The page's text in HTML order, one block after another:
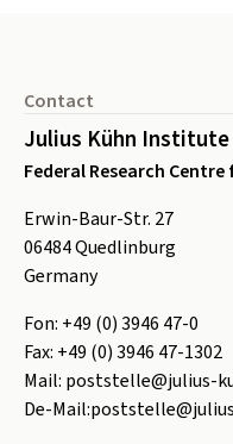
Contact
Julius Kühn
Federal Research
Erwin-Baur-Str. 27
06484Quedlinburg
Germany
Fon: +49 (0) 3946 47-0
Fax: +49 (0) 3946 47-1302
Mail: poststelle@julius-
De-Mail: